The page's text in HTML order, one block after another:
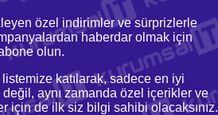
özel indirimler ve sürprizlerle
haberdar olmak için
olun.
katılarak, sadece en iyi
değil, aynı zamanda özel içerikler ve
için de ilk siz bilgi sahibi olacaksınız.